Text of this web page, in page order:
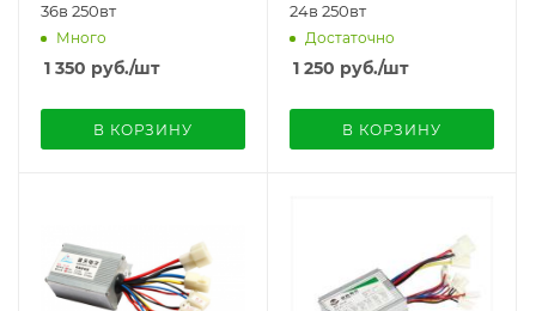
36в 250вт
Много
1 350 руб./шт
В КОРЗИНУ
24в 250вт
Достаточно
1 250 руб./шт
В КОРЗИНУ